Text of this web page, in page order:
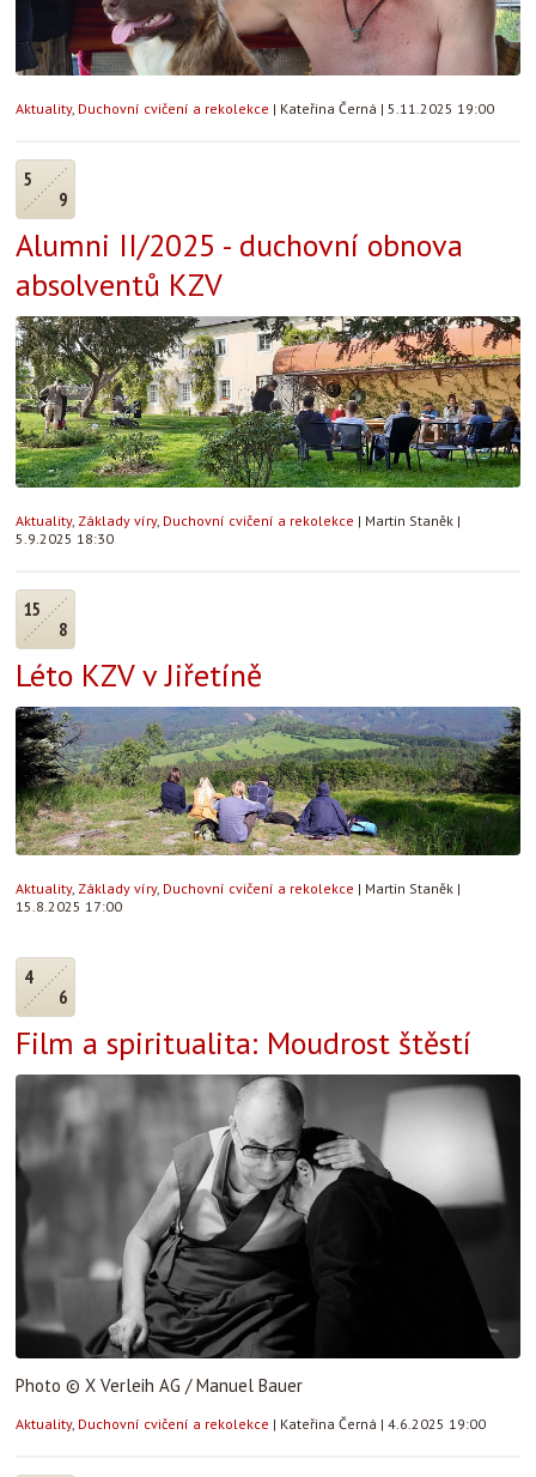
Aktuality, Duchovní cvičení a rekolekce | Kateřina Černá | 5.11.2025 19:00
5
9
Alumni II/2025 - duchovní obnova
absolventů KZV
Aktuality, Základy víry, Duchovní cvičení a rekolekce | Martin Staněk |
5.9.2025 18:30
15
8
Léto KZV v Jiřetíně
Aktuality, Základy víry, Duchovní cvičení a rekolekce | Martin Staněk |
15.8.2025 17:00
4
6
Film a spiritualita: Moudrost štěstí
Photo © X Verleih AG / Manuel Bauer
Aktuality, Duchovní cvičení a rekolekce | Kateřina Černá | 4.6.2025 19:00